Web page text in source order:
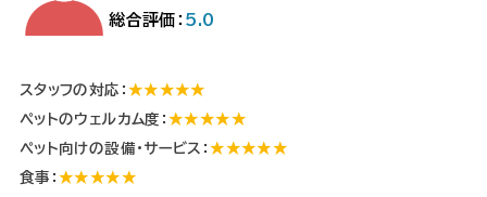
総合評価： 5.0
スタッフの対応： ★★★★★
ペットのウェルカム度：★★★★★
ペット向けの設備・サービス：★★★★★
食事：★★★★★